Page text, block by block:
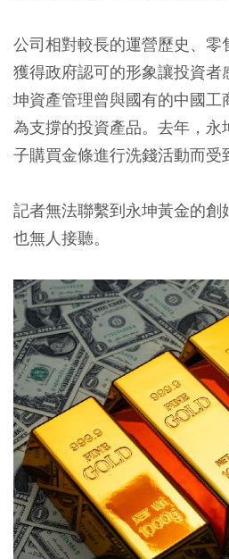
公司相對較長的運營歷史、零
獲得政府認可的形象讓投資者
坤資產管理曾與國有的中國工
為支撐的投資產品。去年，永
子購買金條進行洗錢活動而受
記者無法聯繫到永坤黃金的
也無人接聽。